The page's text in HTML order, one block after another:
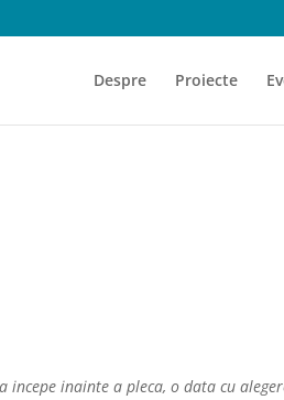
Despre Proiecte
incepe inainte a pleca, o data cu